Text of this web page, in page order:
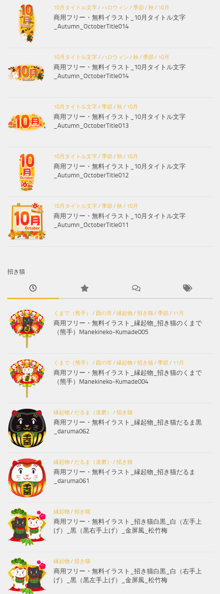
10月タイトル文字 / ハロウィン / 季節 / 秋 / 10月
商用フリー・無料イラスト_10月タイトル文字
_Autumn_OctoberTitle014
10月タイトル文字 / ハロウィン / 秋 / 季節 / 10月
商用フリー・無料イラスト_10月タイトル文字
_Autumn_OctoberTitle014
10月タイトル文字 / 季節 / 秋 / 10月
商用フリー・無料イラスト_10月タイトル文字
_Autumn_OctoberTitle013
10月タイトル文字 / 季節 / 秋 / 10月
商用フリー・無料イラスト_10月タイトル文字
_Autumn_OctoberTitle012
10月タイトル文字 / 季節 / 秋 / 10月
商用フリー・無料イラスト_10月タイトル文字
_Autumn_OctoberTitle011
招き猫
くまで（熊手） / 酉の市 / 縁起物 / 招き猫 / 季節 / 11月
商用フリー・無料イラスト_縁起物_招き猫のくまで
（熊手）Manekineko-Kumade005
くまで（熊手） / 酉の市 / 縁起物 / 招き猫 / 季節 / 11月
商用フリー・無料イラスト_縁起物_招き猫のくまで
（熊手）Manekineko-Kumade004
縁起物 / だるま（達磨） / 招き猫
商用フリー・無料イラスト_縁起物_招き猫だるま黒
_daruma062
縁起物 / だるま（達磨） / 招き猫
商用フリー・無料イラスト_縁起物_招き猫だるま
_daruma061
縁起物 / 招き猫
商用フリー・無料イラスト_招き猫白黒_白（左手上
げ）_黒（黒右手上げ）_金屏風_松竹梅
縁起物 / 招き猫
商用フリー・無料イラスト_招き猫白黒_白（右手上
げ）_黒（黒左手上げ）_金屏風_松竹梅